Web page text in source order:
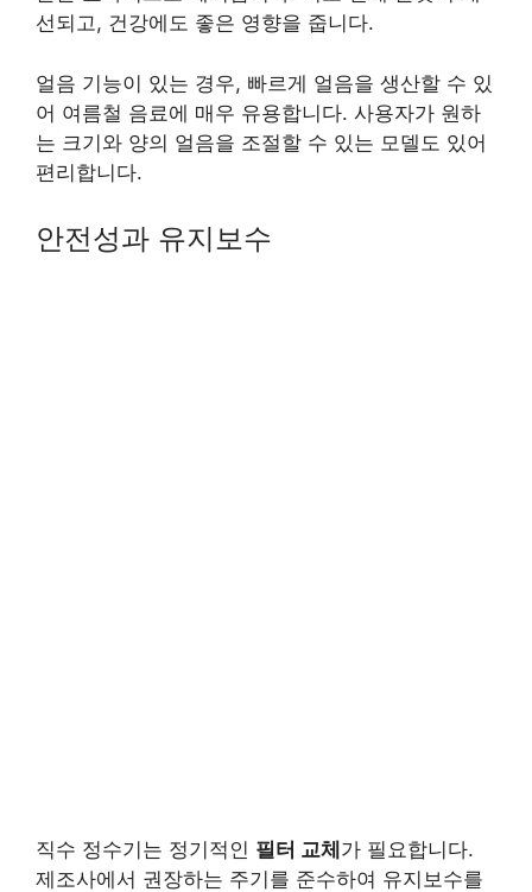
선되고, 건강에도 좋은 영향을 줍니다.
얼음 기능이 있는 경우, 빠르게 얼음을 생산할 수 있
어 여름철 음료에 매우 유용합니다. 사용자가 원하
는 크기와 양의 얼음을 조절할 수 있는 모델도 있어
편리합니다.
안전성과 유지보수
직수 정수기는 정기적인 필터 교체 가 필요합니다.
제조사에서 권장하는 주기를 준수하여 유지보수를